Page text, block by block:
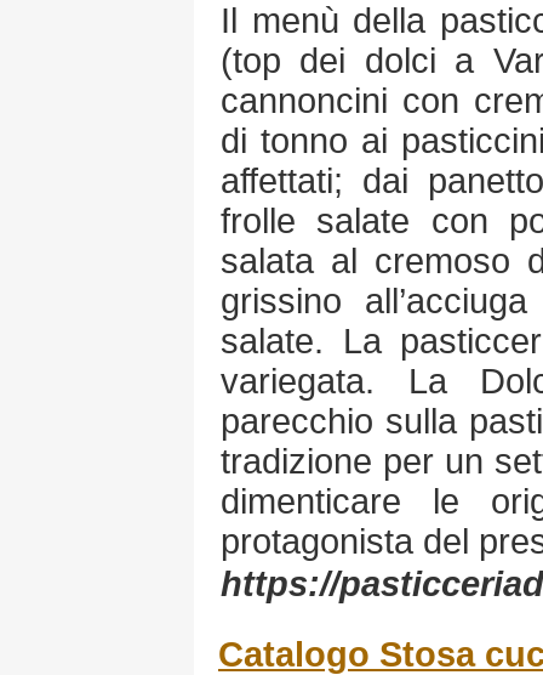
Il menù della
(top dei dolci a
cannoncini con
di tonno ai
affettati; dai
frolle salate con
salata al cremoso
grissino
salate. La
variegata. La
parecchio sulla
tradizione per un
dimenticare le
protagonista del
https://
Catalogo Stosa